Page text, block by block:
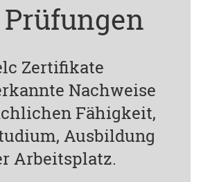
Zertifikate
Nachweise
Fähigkeit,
Ausbildung
Arbeitsplatz.